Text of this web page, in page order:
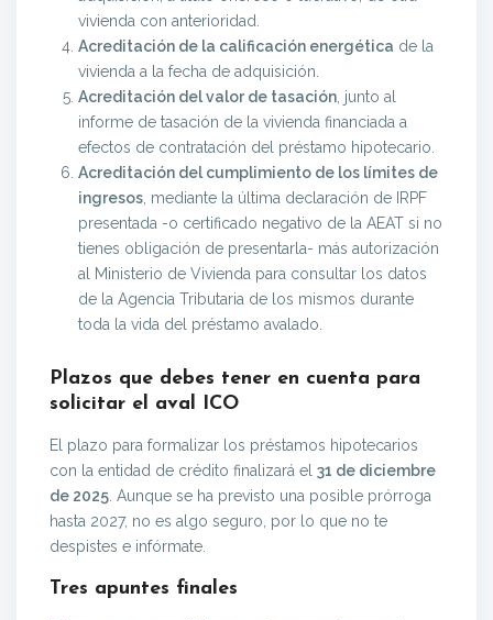
vivienda con anterioridad.
Acreditación de la calificación energética de la
vivienda a la fecha de adquisición.
Acreditación del valor de tasación, junto al
informe de tasación de la vivienda financiada a
efectos de contratación del préstamo hipotecario.
Acreditación del cumplimiento de los límites de
ingresos, mediante la última declaración de IRPF
presentada -o certificado negativo de la AEAT si no
tienes obligación de presentarla- más autorización
al Ministerio de Vivienda para consultar los datos
de la Agencia Tributaria de los mismos durante
toda la vida del préstamo avalado.
Plazos que debes tener en cuenta para
solicitar el aval ICO
El plazo para formalizar los préstamos hipotecarios
con la entidad de crédito finalizará el 31 de diciembre
de 2025. Aunque se ha previsto una posible prórroga
hasta 2027, no es algo seguro, por lo que no te
despistes e infórmate.
Tres apuntes finales